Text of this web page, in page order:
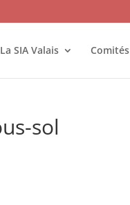
La SIA Valais Comités
sol